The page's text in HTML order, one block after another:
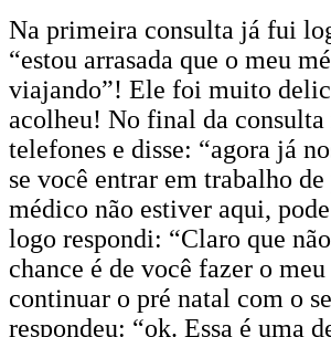
Na primeira consulta já fui
“estou arrasada que o meu
viajando”! Ele foi muito
acolheu! No final da consulta
telefones e disse: “agora já
se você entrar em trabalho de
médico não estiver aqui,
logo respondi: “Claro que
chance é de você fazer o
continuar o pré natal com o
respondeu: “ok. Essa é uma